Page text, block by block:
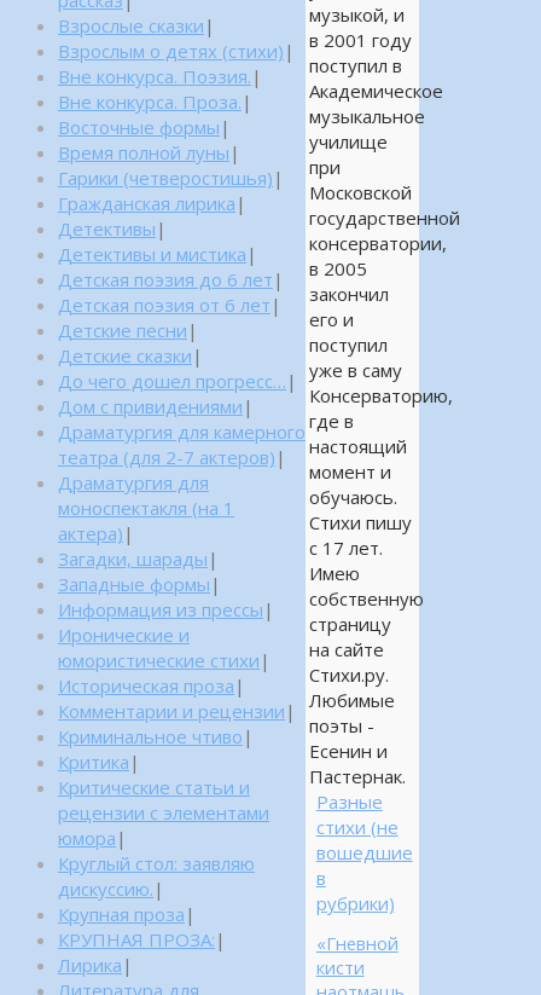
музыкой, и
в 2001 году
поступил в
Академическое
музыкальное
училище
при
Московской
государственной
консерватории,
в 2005
закончил
его и
поступил
уже в саму
Консерваторию,
где в
настоящий
момент и
обучаюсь.
Стихи пишу
с 17 лет.
Имею
собственную
страницу
на сайте
Стихи.ру.
Любимые
поэты -
Есенин и
Пастернак.
Разные
стихи (не
вошедшие
в
рубрики)
«Гневной
кисти
Взрослые сказки |
Взрослым о детях (стихи) |
Вне конкурса. Поэзия. |
Вне конкурса. Проза. |
Восточные формы |
Время полной луны |
Гарики (четверостишья) |
Гражданская лирика |
Детективы |
Детективы и мистика |
Детская поэзия до 6 лет |
Детская поэзия от 6 лет |
Детские песни |
Детские сказки |
До чего дошел прогресс… |
Дом с привидениями |
Драматургия для камерного
театра (для 2-7 актеров) |
Драматургия для
моноспектакля (на 1
актера) |
Загадки, шарады |
Западные формы |
Информация из прессы |
Иронические и
юмористические стихи |
Историческая проза |
Комментарии и рецензии |
Криминальное чтиво |
Критика |
Критические статьи и
рецензии с элементами
юмора |
Круглый стол: заявляю
дискуссию. |
Крупная проза |
КРУПНАЯ ПРОЗА: |
Лирика |
Литература для